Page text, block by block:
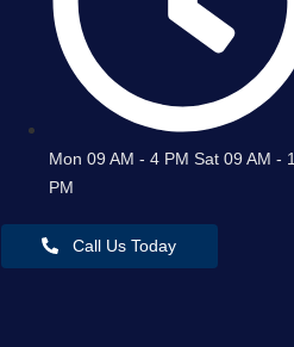
Mon 09 AM - 4 PM Sat 09 AM - 1
PM
Call Us Today